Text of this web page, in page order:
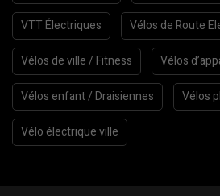
VTT Électriques Vélos de Route
Vélos de ville / Fitness Vélos
Vélos enfant / Draisiennes Vélos
Vélo électrique ville